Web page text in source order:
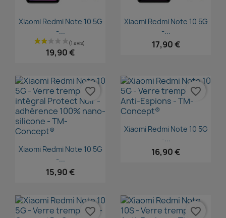
Aperçu rapide
Xiaomi Redmi Note 10 5G
-...
19,90 €
Aperçu rapide
Xiaomi Redmi Note 10 5G
-...
17,90 €
Aperçu rapide
Xiaomi Redmi Note 10 5G
-...
15,90 €
favorite_border
Aperçu rapide
Xiaomi Redmi Note 10 5G
-...
16,90 €
favorite_border
favorite_border favorite_border